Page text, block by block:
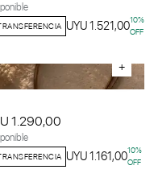
UYU 1.521,0010%
OFF
+
1.290,00
UYU 1.161,0010%
OFF